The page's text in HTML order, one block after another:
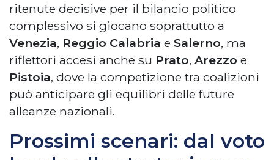
ritenute decisive per il bilancio politico
complessivo si giocano soprattutto a
Venezia, Reggio Calabria e Salerno, ma
riflettori accesi anche su Prato, Arezzo e
Pistoia, dove la competizione tra coalizioni
può anticipare gli equilibri delle future
alleanze nazionali.
Prossimi scenari: dal voto